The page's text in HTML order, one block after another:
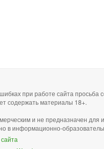
при работе сайта
содержать материалы 18+.
и не предназначен
в информационно-